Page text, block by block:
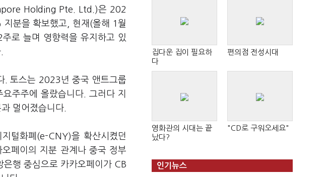
Holding Pte. Ltd.)은 202
분을 확보했고, 현재(올해 1월
로 늘며 영향력을 유지하고 있
. 토스는 2023년 중국 앤트그룹
주주에 올랐습니다. 그러다 지
멀어졌습니다.
털화폐(e-CNY)을 확산시켰던
페이의 지분 관계나 중국 정부
행 중심으로 카카오페이가 CB
집다운 집이 필요하
다
편의점 전성시대
영화관의 시대는 끝
났다?
"CD로 구워오세요"
인기뉴스